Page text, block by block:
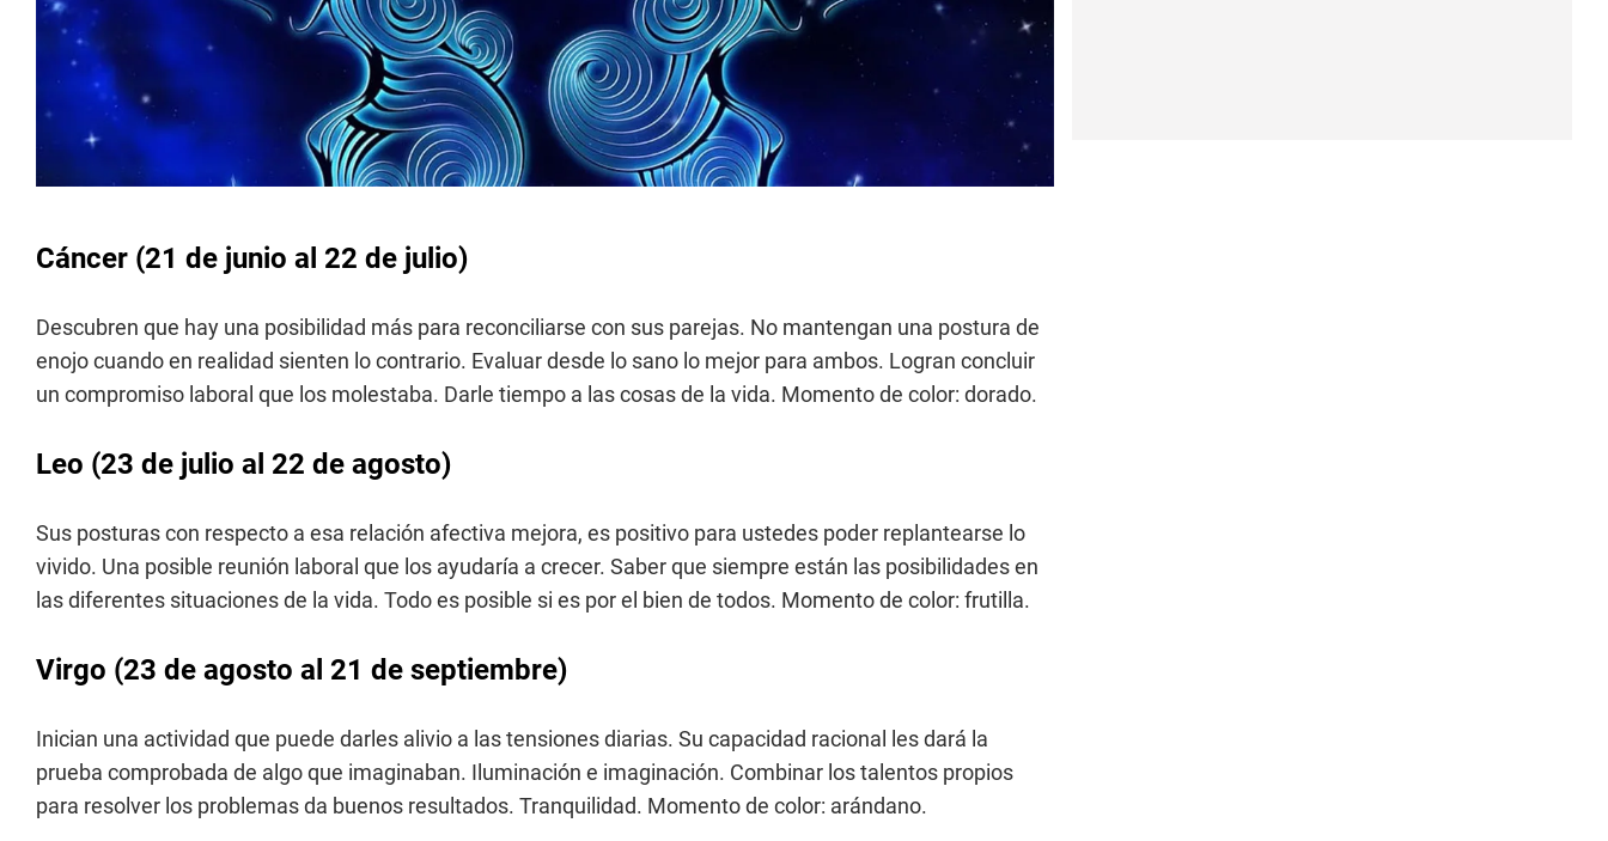
Cáncer (21 de junio al 22 de julio)
Descubren que hay una posibilidad más para reconciliarse con sus parejas. No mantengan una postura de
enojo cuando en realidad sienten lo contrario. Evaluar desde lo sano lo mejor para ambos. Logran concluir
un compromiso laboral que los molestaba. Darle tiempo a las cosas de la vida. Momento de color: dorado.
Leo (23 de julio al 22 de agosto)
Sus posturas con respecto a esa relación afectiva mejora, es positivo para ustedes poder replantearse lo
vivido. Una posible reunión laboral que los ayudaría a crecer. Saber que siempre están las posibilidades en
las diferentes situaciones de la vida. Todo es posible si es por el bien de todos. Momento de color: frutilla.
Virgo (23 de agosto al 21 de septiembre)
Inician una actividad que puede darles alivio a las tensiones diarias. Su capacidad racional les dará la
prueba comprobada de algo que imaginaban. Iluminación e imaginación. Combinar los talentos propios
para resolver los problemas da buenos resultados. Tranquilidad. Momento de color: arándano.